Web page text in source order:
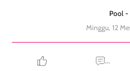
Pool -
Minggu, 12
...